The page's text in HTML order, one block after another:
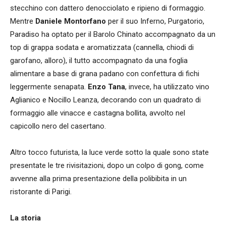
stecchino con dattero denocciolato e ripieno di formaggio.
Mentre Daniele Montorfano per il suo Inferno, Purgatorio,
Paradiso ha optato per il Barolo Chinato accompagnato da un
top di grappa sodata e aromatizzata (cannella, chiodi di
garofano, alloro), il tutto accompagnato da una foglia
alimentare a base di grana padano con confettura di fichi
leggermente senapata. Enzo Tana, invece, ha utilizzato vino
Aglianico e Nocillo Leanza, decorando con un quadrato di
formaggio alle vinacce e castagna bollita, avvolto nel
capicollo nero del casertano.
Altro tocco futurista, la luce verde sotto la quale sono state
presentate le tre rivisitazioni, dopo un colpo di gong, come
avvenne alla prima presentazione della polibibita in un
ristorante di Parigi.
La storia